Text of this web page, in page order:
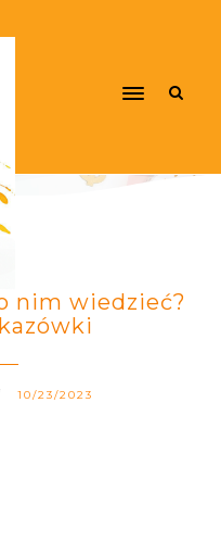
nim wiedzieć?
10/23/2023